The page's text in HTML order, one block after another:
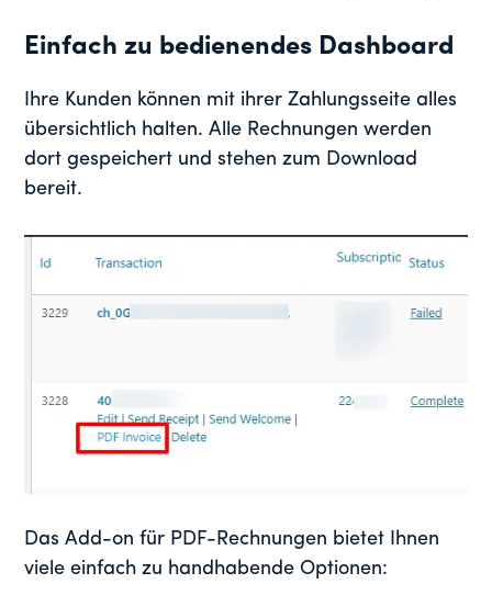
Einfach zu bedienendes Dashboard
Ihre Kunden können mit ihrer Zahlungsseite alles
übersichtlich halten. Alle Rechnungen werden
dort gespeichert und stehen zum Download
bereit.
Das Add-on für PDF-Rechnungen bietet Ihnen
viele einfach zu handhabende Optionen: